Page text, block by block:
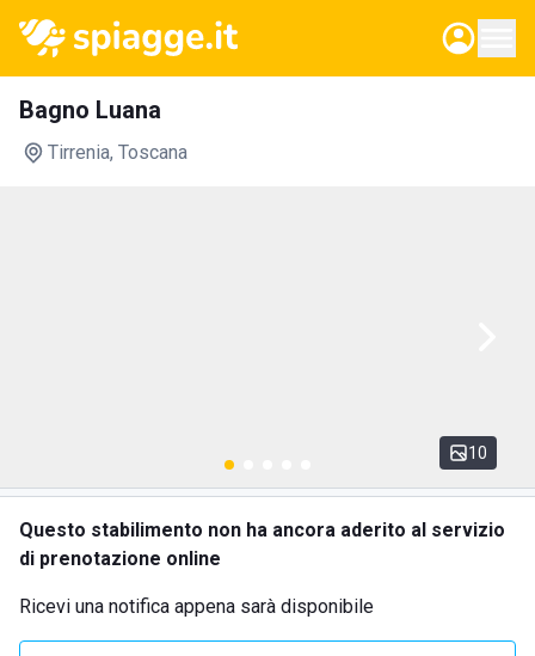
Bagno Luana
Tirrenia, Toscana
10
Questo stabilimento non ha ancora aderito al servizio
di prenotazione online
Ricevi una notifica appena sarà disponibile